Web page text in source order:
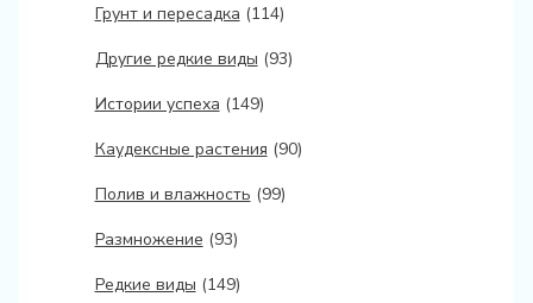
Грунт и пересадка (114)
Другие редкие виды (93)
Истории успеха (149)
Каудексные растения (90)
Полив и влажность (99)
Размножение (93)
Редкие виды (149)